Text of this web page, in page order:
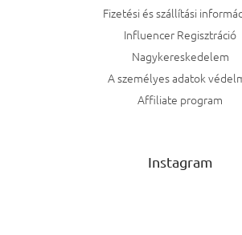
Fizetési és szállítási
Influencer Regisztráció
Nagykereskedelem
A személyes adatok
Affiliate program
Instagram